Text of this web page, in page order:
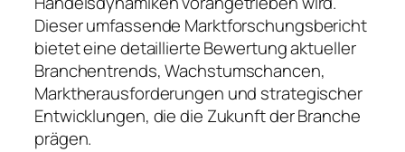
Dieser umfassende Marktforschungsbericht
bietet eine detaillierte Bewertung aktueller
Branchentrends, Wachstumschancen,
Marktherausforderungen und strategischer
Entwicklungen, die die Zukunft der Branche
prägen.